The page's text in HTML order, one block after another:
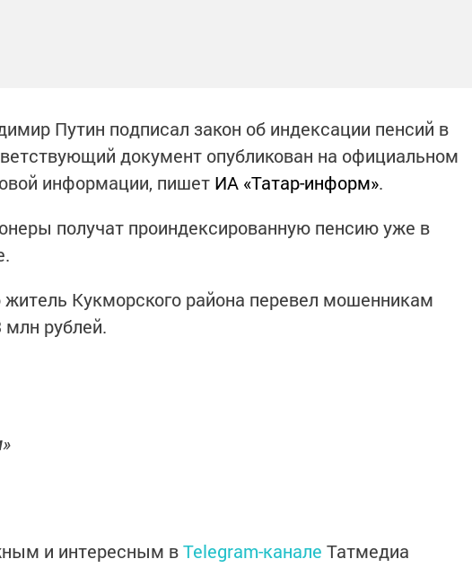
Путин подписал закон об индексации пенсий в
документ опубликован на официальном
информации, пишет ИА «Татар-информ».
получат проиндексированную пенсию уже в
житель Кукморского района перевел мошенникам
млн рублей.
и интересным вTelegram-канале Татмедиа